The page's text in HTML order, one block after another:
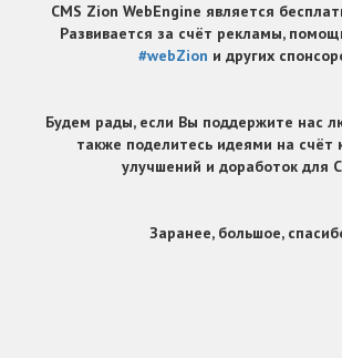
CMS Zion WebEngine является
Развивается за счёт рекламы,
#webZion и других
Будем рады, если Вы поддержите нас
также поделитесь идеями на счёт
улучшений и доработок для
Заранее, большое,